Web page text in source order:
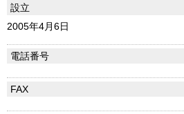
設立
2005年4月6日
電話番号
FAX